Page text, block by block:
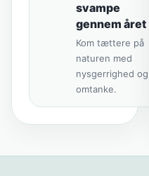
svampe
gennem året
Kom tættere på
naturen med
nysgerrighed og
omtanke.